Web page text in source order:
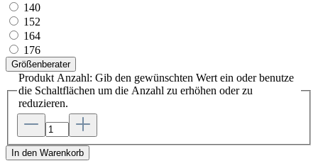
140
152
164
176
Größenberater
Produkt Anzahl: Gib den gewünschten Wert ein oder benutze
die Schaltflächen um die Anzahl zu erhöhen oder zu
reduzieren.
In den Warenkorb